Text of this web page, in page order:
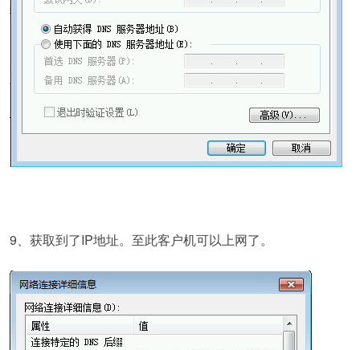
9、获取到了IP地址。至此客户机可以上网了。